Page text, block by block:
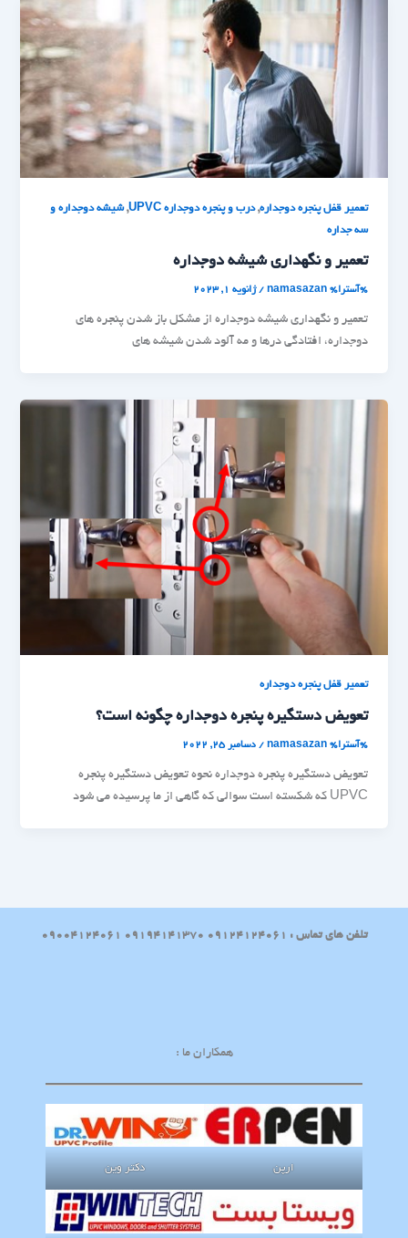
تعمیر قفل پنجره دوجداره,درب و پنجره دوجداره UPVC ,شیشه دوجداره و
سه جداره
تعمیر و نگهداری شیشه دوجداره
%آسترا% namasazan
/ژانویه 1, 2023
تعمیر و نگهداری شیشه دوجداره از مشکل باز شدن پنجره های
دوجداره، افتادگی درها و مه آلود شدن شیشه های
تعمیر قفل پنجره دوجداره
تعویض دستگیره پنجره دوجداره چگونه است؟
%آسترا% namasazan
/دسامبر 25, 2022
تعویض دستگیره پنجره دوجداره نحوه تعویض دستگیره پنجره
UPVC که شکسته است سوالی که گاهی از ما پرسیده می شود
تلفن های تماس : 09124124061 09194141370 09004124061
همکاران ما :
ارپن دکتر وین